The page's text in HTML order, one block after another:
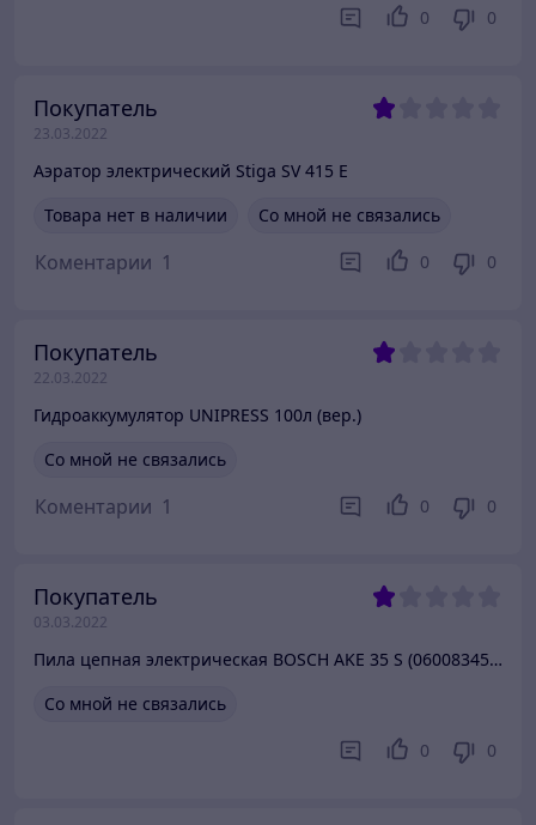
0 0
Покупатель
23.03.2022
Аэратор электрический Stiga SV 415 E
Товара нет в наличии
Со мной не связались
Коментарии 1 0 0
Покупатель
22.03.2022
Гидроаккумулятор UNIPRESS 100л (вер.)
Со мной не связались
Коментарии 1 0 0
Покупатель
03.03.2022
Пила цепная электрическая BOSCH AKE 35 S (0600834500)
Со мной не связались
0 0